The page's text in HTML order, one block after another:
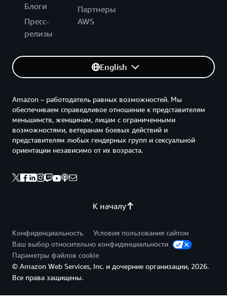
Блоги
Пресс-
релизы
Партнеры
AWS
English
К началу
Amazon – работодатель равных возможностей. Мы
обеспечиваем справедливое отношение к представителям
меньшинств, женщинам, лицам с ограниченными
возможностями, ветеранам боевых действий и
представителям любых гендерных групп и сексуальной
ориентации независимо от их возраста.
Конфиденциальность
Условия пользования сайтом
Ваш выбор относительно конфиденциальности
Параметры файлов cookie
© Amazon Web Services, Inc. и дочерние организации, 2026.
Все права защищены.